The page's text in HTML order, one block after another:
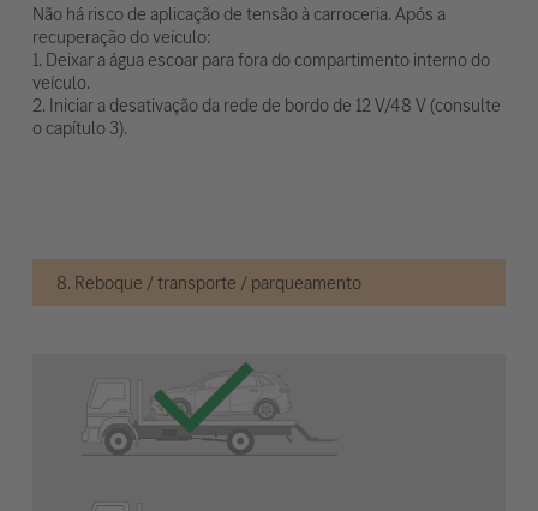
Não há risco de aplicação de tensão à carroceria. Após a
recuperação do veículo:
1. Deixar a água escoar para fora do compartimento interno do
veículo.
2. Iniciar a desativação da rede de bordo de 12 V/48 V (consulte
o capítulo 3).
8. Reboque / transporte / parqueamento